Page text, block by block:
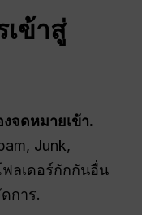
ข้าสู่
จดหมายเข้า.
Junk,
ฟลเดอร์กักกันอื่น
การ.